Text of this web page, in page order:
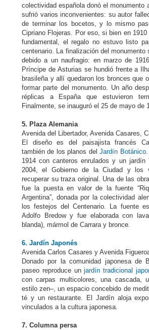
colectividad española donó el monumento
sufrió varios inconvenientes: su autor
de terminar los bocetos, y lo mismo
Cipriano Flojeras. Por eso, si bien en
fundamental, el regalo no estuvo listo
centenario. La finalización del monumento
debido a un naufragio: en marzo de
Príncipe de Asturias se hundió frente a
brasileña y allí quedaron los bronces que
formar parte del monumento. Un año
réplicas a España que estuvieron
Finalmente, se inauguró el 25 de mayo de
5. Plaza Alemania
Avenida del Libertador, Avenida Casares,
El diseño es del paisajista francés
también de los planos delJardín Botánico.
1914 con canteros enrulados y un jardín
2004, el Gobierno de la Ciudad y los
recuperar su traza original. Una de las
fue la puesta en valor de la fuente
Argentina”, donada por la colectividad
los festejos del Centenario. La fuente
Adolfo Bredow y fue elaborada con
blanda), mármol de Carrara y bronce.
6. Jardín Japonés
Avenida Carlos Casares y Avenida
Donado por la comunidad japonesa de
paseo reproduce unjardín tradicional
con carpas multicolores, una cascada,
estilo zen–, un espacio concebido de
té y un restaurante. El Jardín aloja
vinculados a la cultura japonesa.
7. Columna persa